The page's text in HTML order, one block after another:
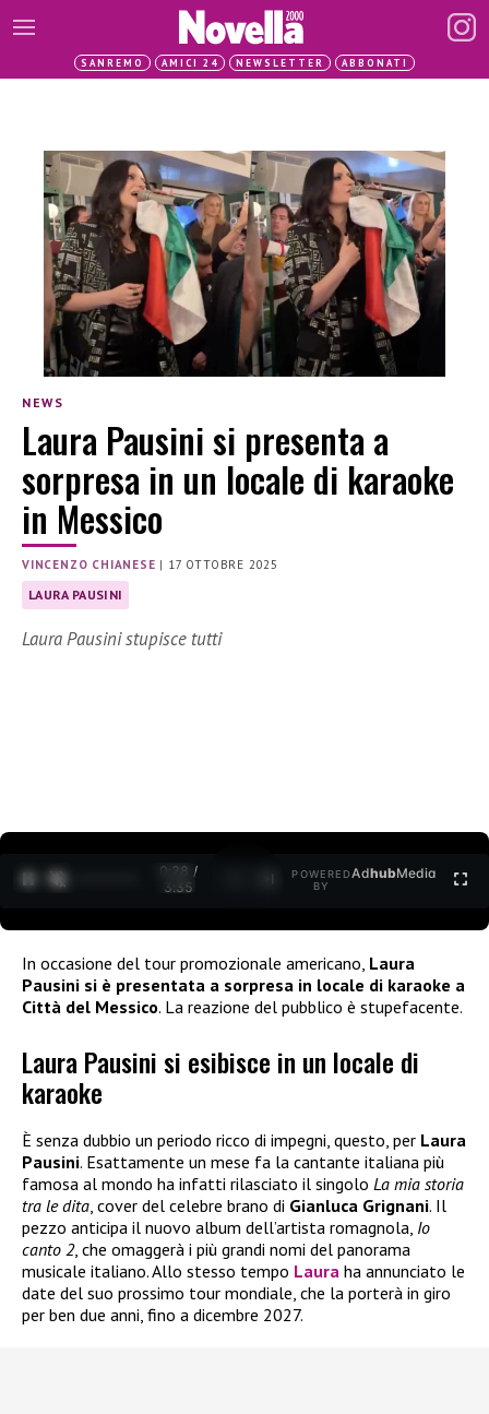
SANREMO AMICI 24 NEWSLETTER ABBONATI
NEWS
Laura Pausini si presenta a
sorpresa in un locale di karaoke
in Messico
VINCENZO CHIANESE | 17 OTTOBRE 2025
LAURA PAUSINI
Laura Pausini stupisce tutti
0:29 /
3:35
POWERED
BY
AdhubMedia
In occasione del tour promozionale americano, Laura
Pausini si è presentata a sorpresa in locale di karaoke a
Città del Messico. La reazione del pubblico è stupefacente.
Laura Pausini si esibisce in un locale di
karaoke
È senza dubbio un periodo ricco di impegni, questo, per Laura
Pausini. Esattamente un mese fa la cantante italiana più
famosa al mondo ha infatti rilasciato il singolo La mia storia
tra le dita, cover del celebre brano di Gianluca Grignani. Il
pezzo anticipa il nuovo album dell’artista romagnola, Io
canto 2, che omaggerà i più grandi nomi del panorama
musicale italiano. Allo stesso tempo Laura ha annunciato le
date del suo prossimo tour mondiale, che la porterà in giro
per ben due anni, fino a dicembre 2027.